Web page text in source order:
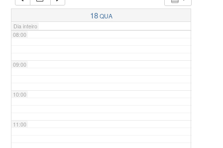
18QUA
Dia inteiro
07:00
08:00
09:00
10:00
11:00